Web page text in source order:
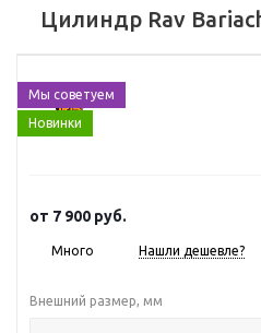
Цилиндр Rav
Мы советуем
Новинки
от 7 900 руб.
Много Нашли дешевле?
Внешний размер, мм